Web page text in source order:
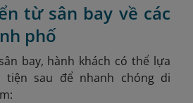
từ sân bay về các
phố
bay, hành khách có thể lựa
tiện sau để nhanh chóng di